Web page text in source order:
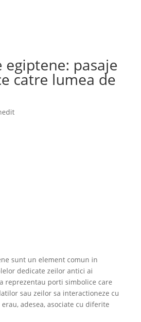
egiptene: pasaje
catre lumea de
sunt un element comun in
dedicate zeilor antici ai
reprezentau porti simbolice care
sau zeilor sa interactioneze cu
adesea, asociate cu diferite